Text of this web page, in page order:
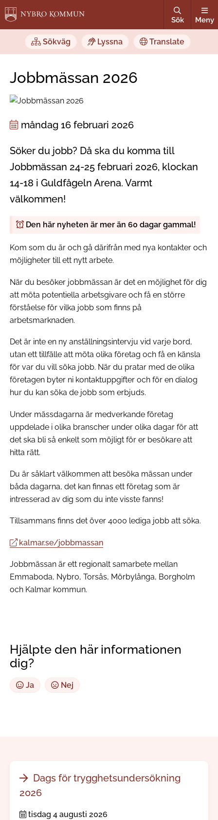
Sök Meny
Sökväg Lyssna Translate
Jobbmässan 2026
måndag 16 februari 2026
Söker du jobb? Då ska du komma till
Jobbmässan 24-25 februari 2026, klockan
14-18 i Guldfågeln Arena. Varmt
välkommen!
Den här nyheten är mer än 60 dagar gammal!
Kom som du är och gå därifrån med nya kontakter och
möjligheter till ett nytt arbete.
När du besöker jobbmässan är det en möjlighet för dig
att möta potentiella arbetsgivare och få en större
förståelse för vilka jobb som finns på
arbetsmarknaden.
Det är inte en ny anställningsintervju vid varje bord,
utan ett tillfälle att möta olika företag och få en känsla
för var du vill söka jobb. När du pratar med de olika
företagen byter ni kontaktuppgifter och för en dialog
hur du kan söka de jobb som erbjuds.
Under mässdagarna är medverkande företag
uppdelade i olika branscher under olika dagar för att
det ska bli så enkelt som möjligt för er besökare att
hitta rätt.
Du är såklart välkommen att besöka mässan under
båda dagarna, det kan finnas ett företag som är
intresserad av dig som du inte visste fanns!
Tillsammans finns det över 4000 lediga jobb att söka.
kalmar.se/jobbmassan
Jobbmässan är ett regionalt samarbete mellan
Emmaboda, Nybro, Torsås, Mörbylånga, Borgholm
och Kalmar kommun.
Hjälpte den här informationen
dig?
Ja Nej
Dags för trygghetsundersökning
2026
tisdag 4 augusti 2026